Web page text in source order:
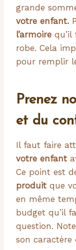
grande
votre enfant.
l’armoire
robe. Cela
pour remplir
Prenez
et du
Il faut faire
votre enfant
Ce point est
produit que
en même
budget qu’il
question.
son caractère